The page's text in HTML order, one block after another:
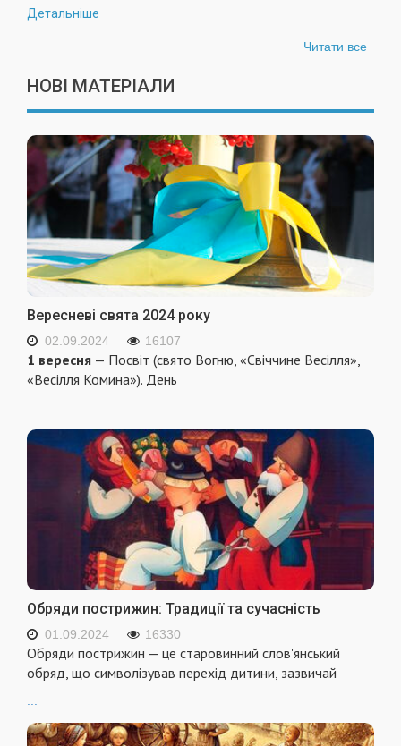
Детальніше
Читати все
НОВІ МАТЕРІАЛИ
Вересневі свята 2024 року
02.09.2024 16107
1 вересня — Посвіт (свято Вогню, «Свіччине Весілля»,
«Весілля Комина»). День
Обряди пострижин: Традиції та сучасність
01.09.2024 16330
Обряди пострижин — це старовинний слов'янський
обряд, що символізував перехід дитини, зазвичай